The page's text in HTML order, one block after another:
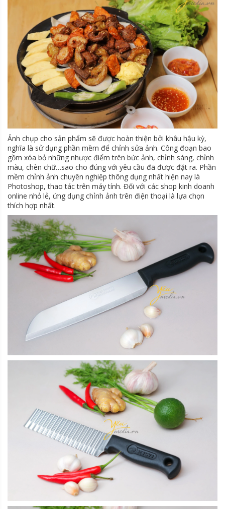
Ảnh chụp cho sản phẩm sẽ được hoàn thiện bởi khâu hậu kỳ,
nghĩa là sử dụng phần mềm để chỉnh sửa ảnh. Công đoạn bao
gồm xóa bỏ những nhược điểm trên bức ảnh, chỉnh sáng, chỉnh
màu, chèn chữ…sao cho đúng với yêu cầu đã được đặt ra. Phần
mềm chỉnh ảnh chuyên nghiệp thông dụng nhất hiện nay là
Photoshop, thao tác trên máy tính. Đối với các shop kinh doanh
online nhỏ lẻ, ứng dụng chỉnh ảnh trên điện thoại là lựa chọn
thích hợp nhất.